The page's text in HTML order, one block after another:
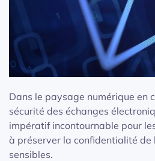
Dans le paysage numérique en
sécurité des échanges
impératif incontournable pour
à préserver la confidentialité de
sensibles.